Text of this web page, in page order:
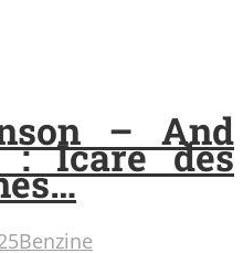
– And
: Icare des
Benzine